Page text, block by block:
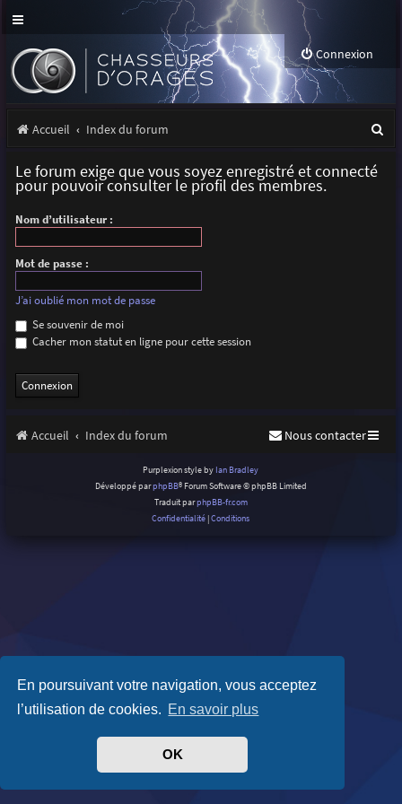
En poursuivant votre navigation, vous acceptez
l’utilisation de cookies. En savoir plus
OK
Connexion
Accueil Index du forum
Le forum exige que vous soyez enregistré et connecté
pour pouvoir consulter le profil des membres.
Nom d’utilisateur :
Mot de passe :
J’ai oublié mon mot de passe
Se souvenir de moi
Cacher mon statut en ligne pour cette session
Accueil Index du forum Nous contacter
Purplexion style by Ian Bradley
Développé parphpBB® Forum Software © phpBB Limited
Traduit parphpBB-fr.com
Confidentialité |Conditions